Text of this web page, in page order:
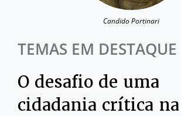
Candido Portinari
TEMAS EM DESTAQUE
O desafio de uma
cidadania crítica na